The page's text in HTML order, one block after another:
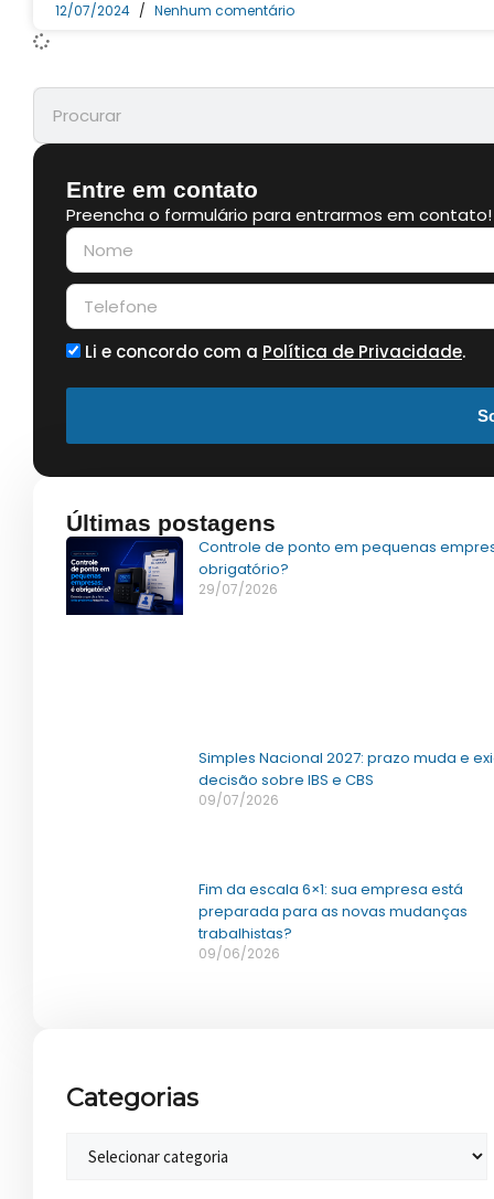
12/07/2024 Nenhum comentário
Entre em contato
Preencha o formulário para entrarmos em contato!
Li e concordo com a Política de Privacidade.
Últimas postagens
Controle de ponto em pequenas
obrigatório?
29/07/2026
Simples Nacional 2027: prazo muda e
decisão sobre IBS e CBS
09/07/2026
Fim da escala 6×1: sua empresa está
preparada para as novas mudanças
trabalhistas?
09/06/2026
Categorias